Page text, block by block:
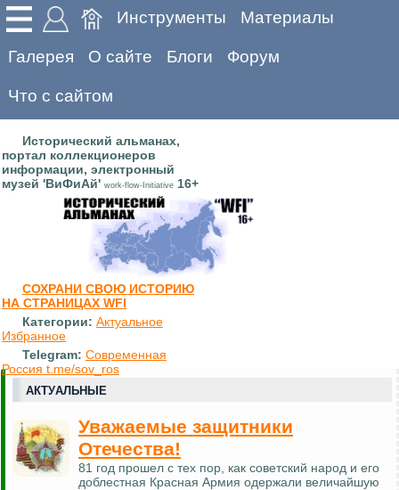
Инструменты Материалы
Галерея О сайте Блоги Форум
Что с сайтом
Исторический альманах,
портал коллекционеров
информации, электронный
музей 'ВиФиАй' work-flow-Initiative 16+
СОХРАНИ СВОЮ ИСТОРИЮ
НА СТРАНИЦАХ WFI
Категории: Актуальное
Избранное
Telegram: Современная
Россия t.me/sov_ros
АКТУАЛЬНЫЕ
Уважаемые защитники
Отечества!
81 год прошел с тех пор, как советский народ и его
доблестная Красная Армия одержали величайшую